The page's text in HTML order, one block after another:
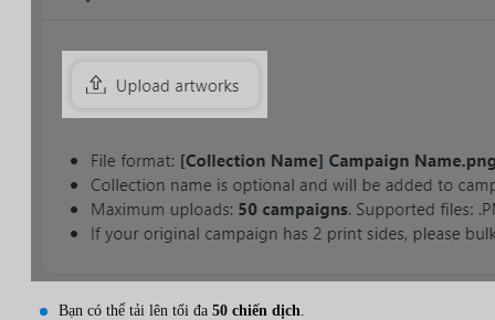
Bạn có thể tải lên tối đa 50 chiến dịch